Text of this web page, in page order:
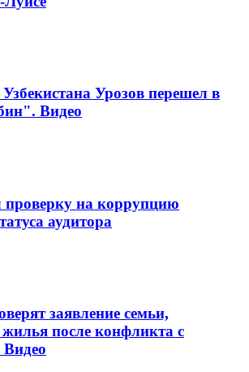
Урозов перешел в
Видео
на коррупцию
аудитора
заявление семьи,
жилья после конфликта с